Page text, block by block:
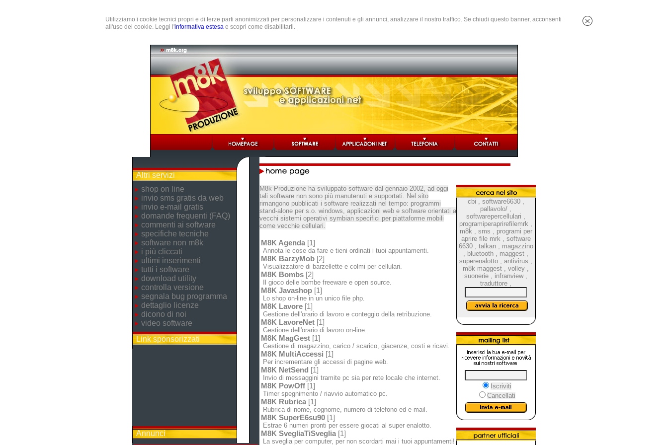
Utilizziamo i cookie tecnici propri e di terze parti anonimizzati per personalizzare i contenuti e gli annunci, analizzare il nostro traffico. Se chiudi questo banner, acconsenti
all'uso dei cookie. Leggi l'informativa estesa e scopri come disabilitarli.
Altri servizi
shop on line
invio sms gratis da web
invio e-mail gratis
domande frequenti (FAQ)
commenti ai software
specifiche tecniche
software non m8k
i più cliccati
ultimi inserimenti
tutti i software
download utility
controlla versione
segnala bug programma
dettaglio licenze
dicono di noi
video software
Link sponsorizzati
Annunci
M8k Produzione ha sviluppato software dal gennaio 2002, ad oggi
tali software non sono più manutenuti e supportati. Nel sito
rimangono pubblicati i software realizzati nel tempo: programmi
stand-alone per s.o. windows, applicazioni web e software orientati a
vecchi sistemi operativi symbian specifici per piattaforme mobili
come vecchie cellulari.
M8K Agenda [1]
Annota le cose da fare e tieni ordinati i tuoi appuntamenti.
M8K BarzyMob [2]
Visualizzatore di barzellette e colmi per cellulari.
M8K Bombs [2]
Il gioco delle bombe freeware e open source.
M8K Javashop [1]
Lo shop on-line in un unico file php.
M8K Lavore [1]
Gestione dell'orario di lavoro e conteggio della retribuzione.
M8K LavoreNet [1]
Gestione dell'orario di lavoro on-line.
M8K MagGest [1]
Gestione di magazzino, carico / scarico, giacenze, costi e ricavi.
M8K MultiAccessi [1]
Per incrementare gli accessi di pagine web.
M8K NetSend [1]
Invio di messaggini tramite pc sia per rete locale che internet.
M8K PowOff [1]
Timer spegnimento / riavvio automatico pc.
M8K Rubrica [1]
Rubrica di nome, cognome, numero di telefono ed e-mail.
M8K SuperE6su90 [1]
Estrae 6 numeri pronti per essere giocati al super enalotto.
M8K SvegliaTiSveglia [1]
La sveglia per computer, per non scordarti mai i tuoi appuntamenti!
cbi , software6630 ,
pallavolo/ ,
softwarepercellulari ,
programiperaprirefilemrk ,
m8k , sms , programi per
aprire file mrk , software
6630 , talkan , magazzino
, bluetooth , maggest ,
superenalotto , antivirus ,
m8k maggest , volley ,
suonerie , infranview ,
traduttore ,
Iscriviti
Cancellati